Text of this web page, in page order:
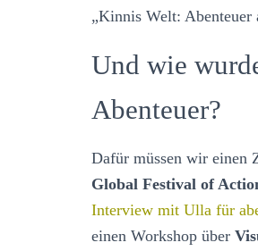
„Kinnis Welt: Abenteuer
Und wie
Abenteuer?
Dafür müssen wir einen
Global Festival of
Interview mit Ulla für
einen Workshop über